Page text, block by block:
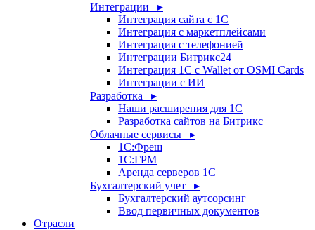
Интеграции ▸
Интеграция сайта с 1С
Интеграция с маркетплейсами
Интеграция с телефонией
Интеграции Битрикс24
Интеграция 1С с Wallet от OSMI Cards
Интеграции с ИИ
Разработка ▸
Наши расширения для 1С
Разработка сайтов на Битрикс
Облачные сервисы ▸
1С:Фреш
1С:ГРМ
Аренда серверов 1С
Бухгалтерский учет ▸
Бухгалтерский аутсорсинг
Ввод первичных документов
Отрасли